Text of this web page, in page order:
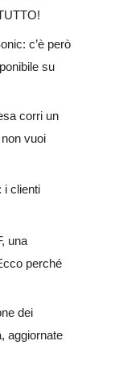
c’è però
su
corri un
vuoi
i clienti
una
perché
dei
aggiornate